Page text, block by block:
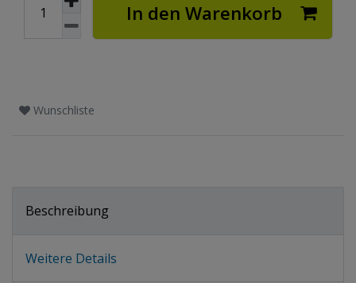
In den Warenkorb
Wunschliste
Beschreibung
Weitere Details